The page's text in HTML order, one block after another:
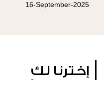
16-September-2025
إخترنا لكِ